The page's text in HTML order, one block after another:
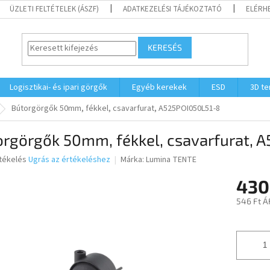
ÜZLETI FELTÉTELEK (ÁSZF) ADATKEZELÉSI TÁJÉKOZTATÓ
KERESÉS
Logisztikai- és ipari görgők Egyéb kerekek ESD 3D
Bútorgörgők 50mm, fékkel, csavarfurat, A525POI050L51-8
50mm, fékkel, csavarfurat,
Ugrás az értékeléshez Márka: Lumina TENTE
546 Ft